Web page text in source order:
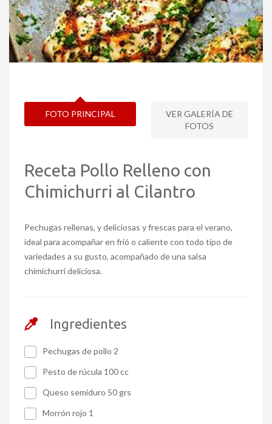
FOTO PRINCIPAL
VER GALERÍA DE
FOTOS
Receta Pollo Relleno con
Chimichurri al Cilantro
Pechugas rellenas, y deliciosas y frescas para el verano,
ideal para acompañar en frió o caliente con todo tipo de
variedades a su gusto, acompañado de una salsa
chimichurri deliciosa.
Ingredientes
Pechugas de pollo 2
Pesto de rúcula 100 cc
Queso semiduro 50 grs
Morrón rojo 1